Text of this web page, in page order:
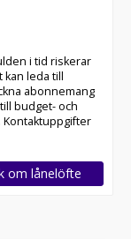
i tid riskerar
kan leda till
abonnemang
budget- och
Kontaktuppgifter
om lånelöfte